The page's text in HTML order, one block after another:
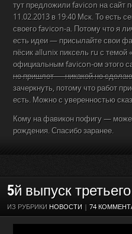
тут предложили favicon на сайт
11.02.2013 в 19:40 Мск. То есть
своего favicon-а. Потому что я
есть идеи — присылайте свои
пёсик allunix пиксель ru с темой
официальным favicon-ом этого
не пришлет — никакой не
зачеркнуть, потому что работ
есть. Можно с уверенностью
Кому на фавикон пофигу —
рождения. Спасибо заранее.
5й выпуск
ИЗ РУБРИКИ НОВОСТИ | 74